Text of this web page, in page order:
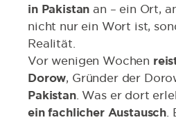
in Pakistan an – ein Ort,
nicht nur ein Wort ist,
Realität.
Vor wenigen Wochen
Dorow, Gründer der
Pakistan. Was er dort
ein fachlicher Austausch.